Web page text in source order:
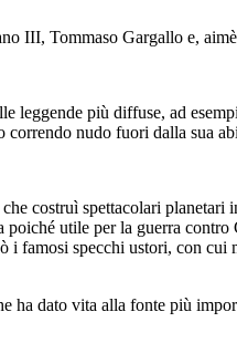
III, Tommaso Gargallo e,
leggende più diffuse, ad
correndo nudo fuori dalla sua
costruì spettacolari
utile per la guerra
famosi specchi ustori, con
ha dato vita alla fonte più